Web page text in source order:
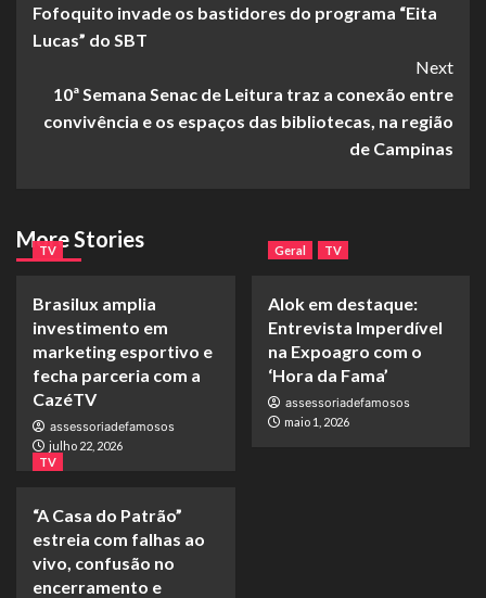
Navigation
Fofoquito invade os bastidores do programa “Eita
Lucas” do SBT
Next
10ª Semana Senac de Leitura traz a conexão entre
convivência e os espaços das bibliotecas, na região
de Campinas
More Stories
TV
Brasilux amplia
investimento em
marketing esportivo e
fecha parceria com a
CazéTV
assessoriadefamosos
julho 22, 2026
Geral TV
Alok em destaque:
Entrevista Imperdível
na Expoagro com o
‘Hora da Fama’
assessoriadefamosos
maio 1, 2026
TV
“A Casa do Patrão”
estreia com falhas ao
vivo, confusão no
encerramento e